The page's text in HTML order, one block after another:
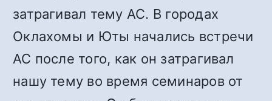
затрагивал тему АС. В городах
Оклахомы и Юты начались встречи
АС после того, как он затрагивал
нашу тему во время семинаров от